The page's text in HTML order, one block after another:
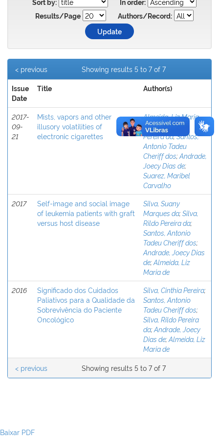
Sort by:
In order:
Results/Page
Authors/Record:
Showing results 5 to 7 of 7
< previous
Issue
Date
Title Author(s)
2017-
09-
21
Mists, vapors and other
illusory volatilities of
electronic cigarettes
Almeida, Liz Maria
de;Silva, Rildo
Pereira da;Santos,
Antonio Tadeu
Cheriff dos;Andrade,
Joecy Dias de;
Suarez, Maribel
Carvalho
2017
Self-image and social image
of leukemia patients with graft
versus host disease
Silva, Suany
Marques da;Silva,
Rildo Pereira da;
Santos, Antonio
Tadeu Cheriff dos;
Andrade, Joecy Dias
de;Almeida, Liz
Maria de
2016
Significado dos Cuidados
Paliativos para a Qualidade da
Sobrevivência do Paciente
Oncológico
Silva, Cinthia Pereira;
Santos, Antonio
Tadeu Cheriff dos;
Silva, Rildo Pereira
da;Andrade, Joecy
Dias de;Almeida, Liz
Maria de
Showing results 5 to 7 of 7
< previous
Baixar PDF